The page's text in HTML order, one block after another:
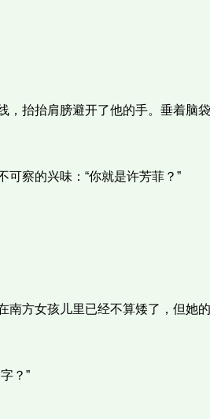
抬抬肩膀避开了他的手。垂着脑袋
察的兴味：“你就是许芳菲？”
方女孩儿里已经不算矮了，但她
？”